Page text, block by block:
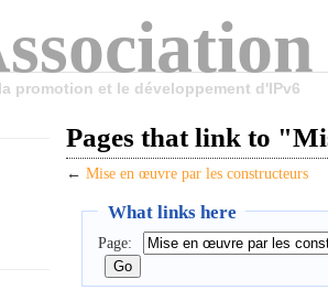
promotion et le développement d'IPv6
Pages that link to
← Mise en œuvre par les constructeurs
What links here
Page: